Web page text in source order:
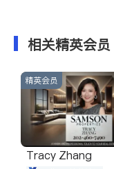
相关精英会员
精英会员
Tracy Zhang